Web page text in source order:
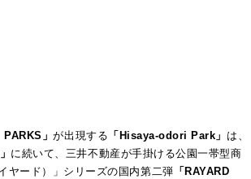
PARKS」が出現する 「Hisaya-odori Park」 は、
に続いて、三井不動産が手掛ける公園一帯型商
ヤード）」シリーズの国内第二弾 「RAYARD